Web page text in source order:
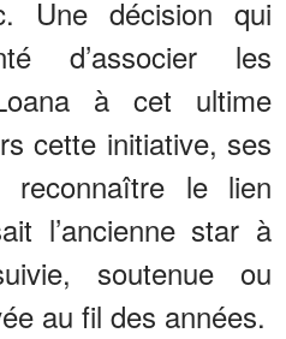
Une décision qui
d’associer les
à cet ultime
cette initiative, ses
reconnaître le lien
l’ancienne star à
soutenue ou
au fil des années.